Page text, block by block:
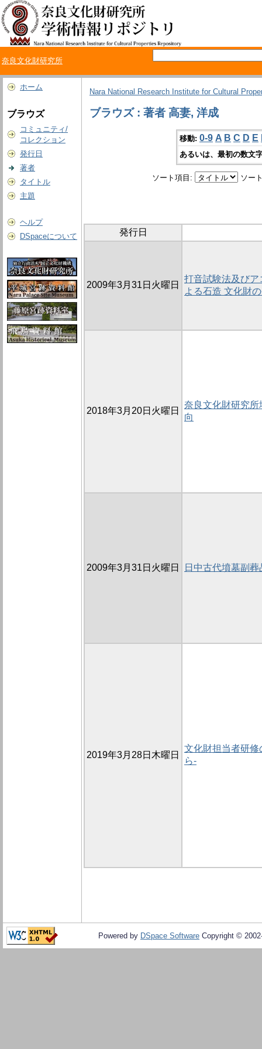
奈良文化財研究所
ホーム
ブラウズ
コミュニティ/
コレクション
発行日
著者
タイトル
主題
ヘルプ
DSpaceについて
Nara National Research Institute for Cultural
ブラウズ : 著者 高妻, 洋成
移動: 0-9 A B C D E
あるいは、最初の数文
ソート項目: ソー
発行日
2009年3月31日火曜日
打音試験法及び
よる石造 文化財
2018年3月20日火曜日
奈良文化財研究
向
2009年3月31日火曜日 日中古代墳墓副
2019年3月28日木曜日
文化財担当者研
ら-
Powered by DSpace Software Copyright ©